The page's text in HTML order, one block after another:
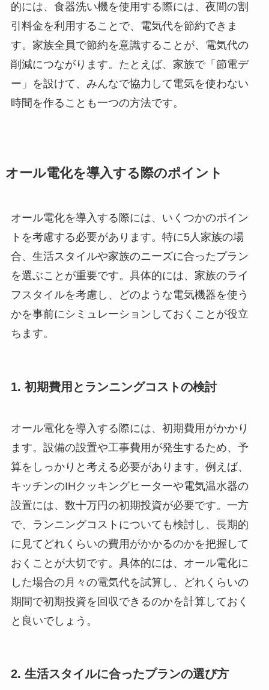
的には、食器洗い機を使用する際には、夜間の割
引料金を利用することで、電気代を節約できま
す。家族全員で節約を意識することが、電気代の
削減につながります。たとえば、家族で「節電デ
ー」を設けて、みんなで協力して電気を使わない
時間を作ることも一つの方法です。
オール電化を導入する際のポイント
オール電化を導入する際には、いくつかのポイン
トを考慮する必要があります。特に5人家族の場
合、生活スタイルや家族のニーズに合ったプラン
を選ぶことが重要です。具体的には、家族のライ
フスタイルを考慮し、どのような電気機器を使う
かを事前にシミュレーションしておくことが役立
ちます。
1. 初期費用とランニングコストの検討
オール電化を導入する際には、初期費用がかかり
ます。設備の設置や工事費用が発生するため、予
算をしっかりと考える必要があります。例えば、
キッチンのIHクッキングヒーターや電気温水器の
設置には、数十万円の初期投資が必要です。一方
で、ランニングコストについても検討し、長期的
に見てどれくらいの費用がかかるのかを把握して
おくことが大切です。具体的には、オール電化に
した場合の月々の電気代を試算し、どれくらいの
期間で初期投資を回収できるのかを計算しておく
と良いでしょう。
2. 生活スタイルに合ったプランの選び方